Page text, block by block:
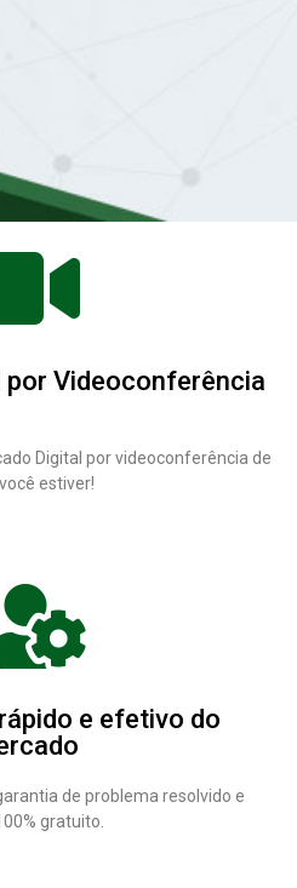
Videoconferência
Digital por videoconferência de
estiver!
e efetivo do
de problema resolvido e
gratuito.